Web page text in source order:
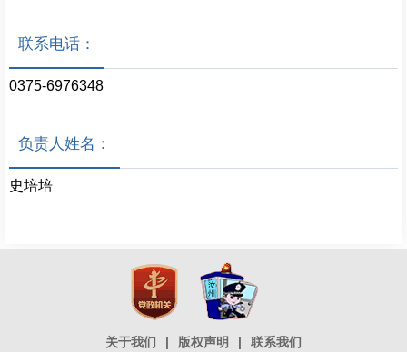
联系电话：
0375-6976348
负责人姓名：
史培培
关于我们 | 版权声明 | 联系我们